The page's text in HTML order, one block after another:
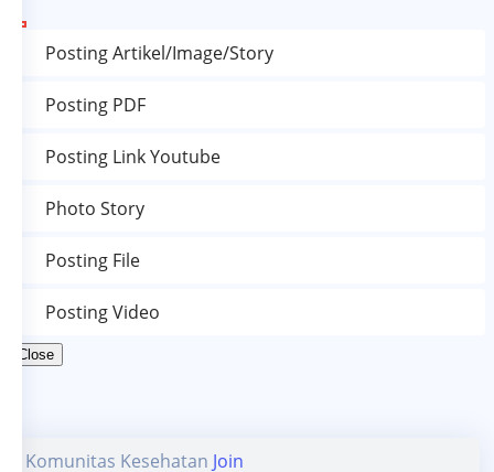
Posting Artikel/Image/Story
Posting PDF
Posting Link Youtube
Photo Story
Posting File
Posting Video
Close
Komunitas Kesehatan Join